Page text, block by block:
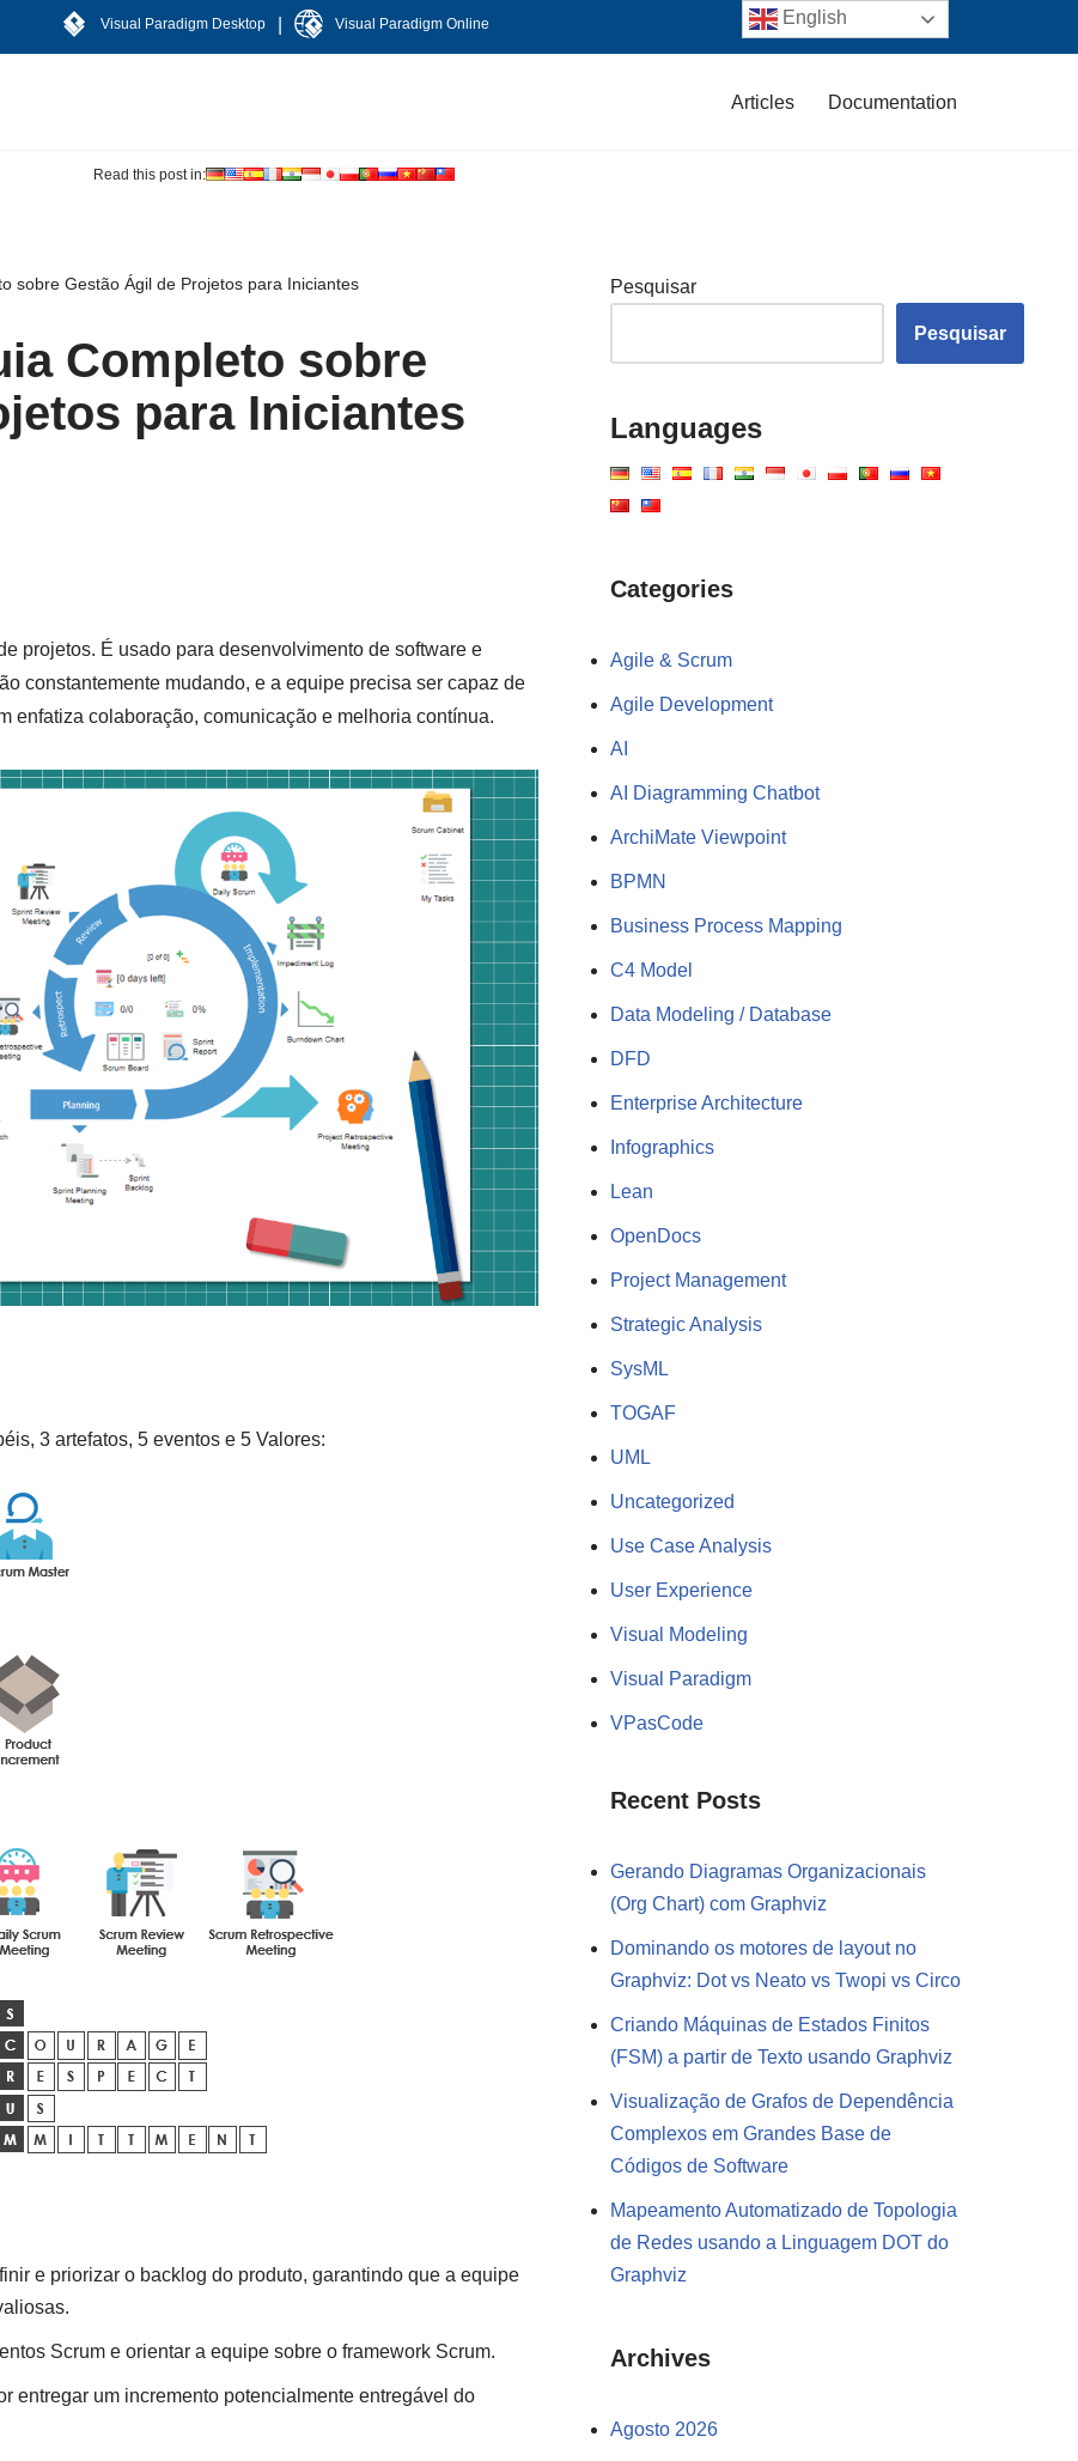
Visual Paradigm Desktop Visual Paradigm Online
Articles Documentation
Read this post in:
sobre Gestão Ágil de Projetos para Iniciantes
Completo sobre
para Iniciantes
projetos. É usado para desenvolvimento de software e
constantemente mudando, e a equipe precisa ser capaz de
enfatiza colaboração, comunicação e melhoria contínua.
3 artefatos, 5 eventos e 5 Valores:
e priorizar o backlog do produto, garantindo que a equipe
Scrum e orientar a equipe sobre o framework Scrum.
entregar um incremento potencialmente entregável do
Pesquisar
Pesquisar
Languages
Categories
Agile & Scrum
Agile Development
AI
AI Diagramming Chatbot
ArchiMate Viewpoint
BPMN
Business Process Mapping
C4 Model
Data Modeling / Database
DFD
Enterprise Architecture
Infographics
Lean
OpenDocs
Project Management
Strategic Analysis
SysML
TOGAF
UML
Uncategorized
Use Case Analysis
User Experience
Visual Modeling
Visual Paradigm
VPasCode
Recent Posts
Gerando Diagramas Organizacionais
(Org Chart) com Graphviz
Dominando os motores de layout no
Graphviz: Dot vs Neato vs Twopi vs Circo
Criando Máquinas de Estados Finitos
(FSM) a partir de Texto usando Graphviz
Visualização de Grafos de Dependência
Complexos em Grandes Base de
Códigos de Software
Mapeamento Automatizado de Topologia
de Redes usando a Linguagem DOT do
Graphviz
Archives
Agosto 2026
English